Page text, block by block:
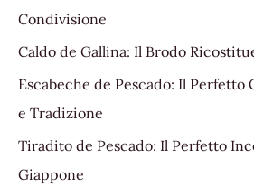
Condivisione
Caldo de Gallina: Il Brodo
Escabeche de Pescado: Il Perfetto
e Tradizione
Tiradito de Pescado: Il Perfetto
Giappone